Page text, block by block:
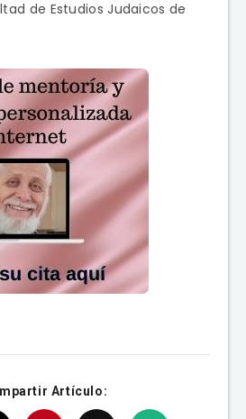
de Estudios Judaicos de
Artículo: